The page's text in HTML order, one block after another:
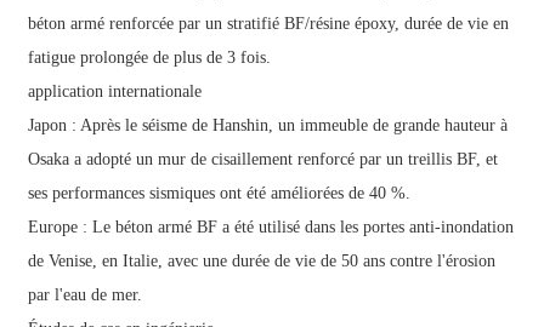
béton armé renforcée par un stratifié BF/résine époxy, durée de vie en
fatigue prolongée de plus de 3 fois.
application internationale
Japon : Après le séisme de Hanshin, un immeuble de grande hauteur à
Osaka a adopté un mur de cisaillement renforcé par un treillis BF, et
ses performances sismiques ont été améliorées de 40 %.
Europe : Le béton armé BF a été utilisé dans les portes anti-inondation
de Venise, en Italie, avec une durée de vie de 50 ans contre l'érosion
par l'eau de mer.